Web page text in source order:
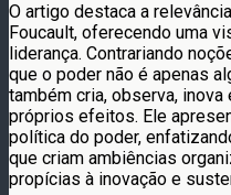
O artigo destaca a
Foucault, oferecendo uma
liderança. Contrariando
que o poder não é apenas
também cria, observa,
próprios efeitos. Ele
política do poder,
que criam ambiências
propícias à inovação e